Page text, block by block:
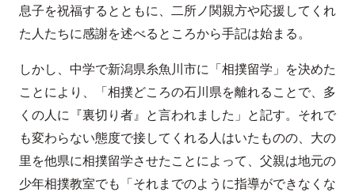
息子を祝福するとともに、二所ノ関親方や応援してくれ
た人たちに感謝を述べるところから手記は始まる。
しかし、中学で新潟県糸魚川市に「相撲留学」を決めた
ことにより、「相撲どころの石川県を離れることで、多
くの人に『裏切り者』と言われました」と記す。それで
も変わらない態度で接してくれる人はいたものの、大の
里を他県に相撲留学させたことによって、父親は地元の
少年相撲教室でも「それまでのように指導ができなくな